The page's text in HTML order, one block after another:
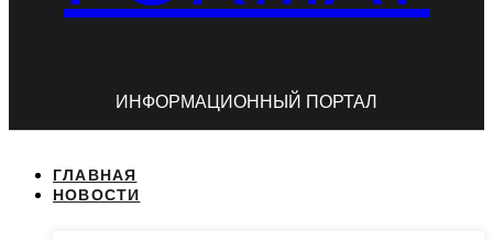
ИНФОРМАЦИОННЫЙ ПОРТАЛ
ГЛАВНАЯ
НОВОСТИ